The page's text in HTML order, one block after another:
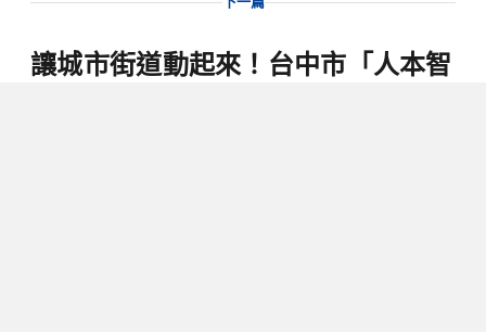
讓城市街道動起來！台中市「人本智